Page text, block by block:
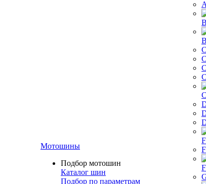
Мотошины
Подбор мотошин
Каталог шин
Подбор по параметрам